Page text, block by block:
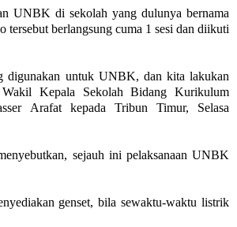
UNBK di sekolah yang dulunya bernama
tersebut berlangsung cuma 1 sesi dan diikuti
digunakan untuk UNBK, dan kita lakukan
Kepala Sekolah Bidang Kurikulum
Arafat kepada Tribun Timur, Selasa
sejauh ini pelaksanaan UNBK
genset, bila sewaktu-waktu listrik